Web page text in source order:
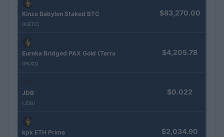
Kinza Babylon Staked BTC
(KBTC)
$83,270.00
Eureka Bridged PAX Gold (Terra
(PAXG)
$4,205.78
JDB
(JDB)
$0.022
kpk ETH Prime $2,034.90